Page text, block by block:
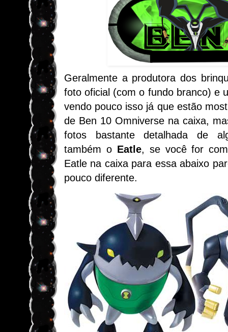
Geralmente a produtora dos
foto oficial (com o fundo branco) e
vendo pouco isso já que estão
de Ben 10 Omniverse na caixa,
fotos bastante detalhada de
também o Eatle, se você for
Eatle na caixa para essa abaixo
pouco diferente.